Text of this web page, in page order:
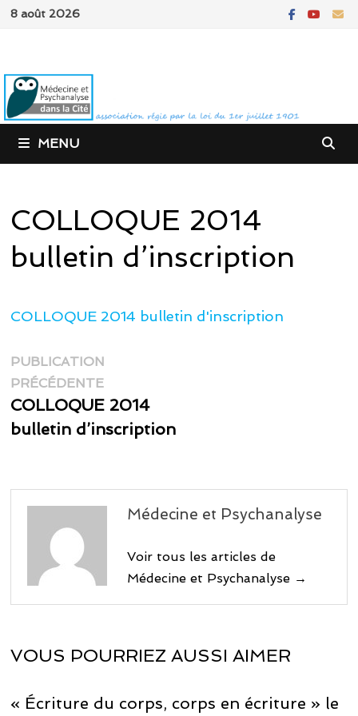
Passer
8 août 2026
MENU
COLLOQUE 2014
bulletin d’inscription
COLLOQUE 2014 bulletin d'inscription
Navigation
de
l’article
PUBLICATION
PRÉCÉDENTEPublication
précédente :
COLLOQUE 2014
bulletin d’inscription
Médecine et Psychanalyse
Voir tous les articles de
Médecine et Psychanalyse →
VOUS POURRIEZ AUSSI AIMER
« Écriture du corps, corps en écriture » le